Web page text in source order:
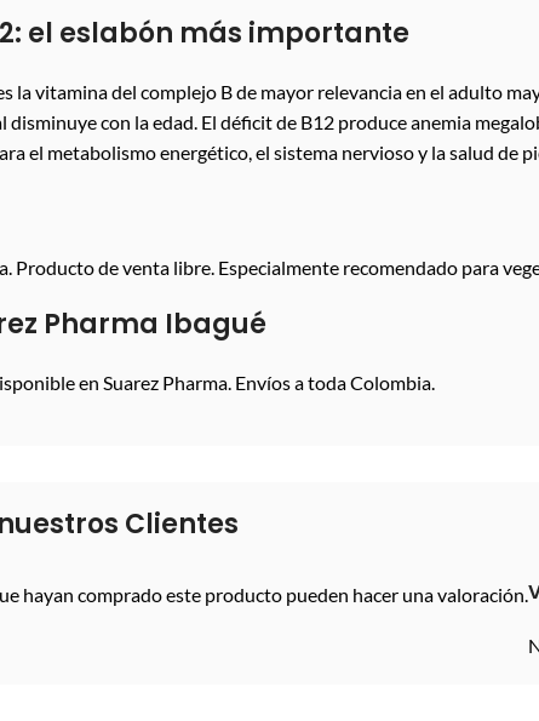
el eslabón más importante
la vitamina del complejo B de mayor relevancia en el adulto
con la edad. El déficit de B12 produce anemia
el metabolismo energético, el sistema nervioso y la salud de
Producto de venta libre. Especialmente recomendado para
Pharma Ibagué
en Suarez Pharma. Envíos a toda Colombia.
Clientes
hayan comprado este producto pueden hacer una valoración.